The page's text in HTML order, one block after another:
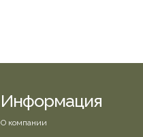
Информация
О компании